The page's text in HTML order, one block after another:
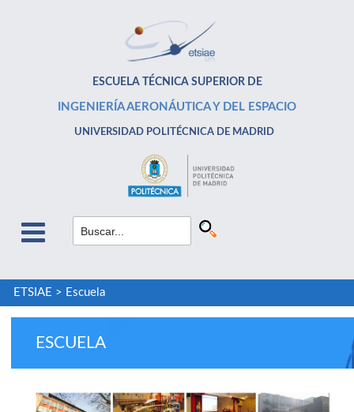
ESCUELA TÉCNICA SUPERIOR DE
INGENIERÍA AERONÁUTICA Y DEL ESPACIO
UNIVERSIDAD POLITÉCNICA DE MADRID
ETSIAE > Escuela
ESCUELA